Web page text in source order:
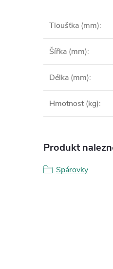
Tloušťka (mm):
Šířka (mm):
Délka (mm):
Hmotnost (kg):
Produkt
Spárovky